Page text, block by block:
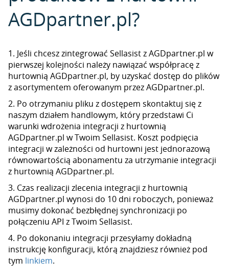
AGDpartner.pl?
1. Jeśli chcesz zintegrować Sellasist z AGDpartner.pl w
pierwszej kolejności należy nawiązać współpracę z
hurtownią AGDpartner.pl, by uzyskać dostęp do plików
z asortymentem oferowanym przez AGDpartner.pl.
2. Po otrzymaniu pliku z dostępem skontaktuj się z
naszym działem handlowym, który przedstawi Ci
warunki wdrożenia integracji z hurtownią
AGDpartner.pl w Twoim Sellasist. Koszt podpięcia
integracji w zależności od hurtowni jest jednorazową
równowartością abonamentu za utrzymanie integracji
z hurtownią AGDpartner.pl.
3. Czas realizacji zlecenia integracji z hurtownią
AGDpartner.pl wynosi do 10 dni roboczych, ponieważ
musimy dokonać bezbłędnej synchronizacji po
połączeniu API z Twoim Sellasist.
4. Po dokonaniu integracji przesyłamy dokładną
instrukcję konfiguracji, którą znajdziesz również pod
tym linkiem.